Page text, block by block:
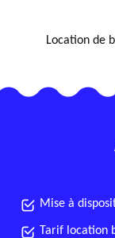
Location de
Mise à
Tarif location